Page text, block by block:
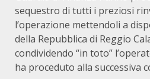
sequestro di tutti i preziosi
l’operazione mettendoli a
della Repubblica di Reggio
condividendo “in toto”
ha proceduto alla successiva